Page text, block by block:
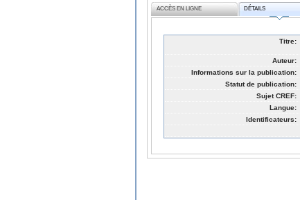
ACCÈS EN LIGNE DÉTAILS
Titre:
Auteur:
Informations sur la publication:
Statut de publication:
Sujet CREF:
Langue:
Identificateurs: